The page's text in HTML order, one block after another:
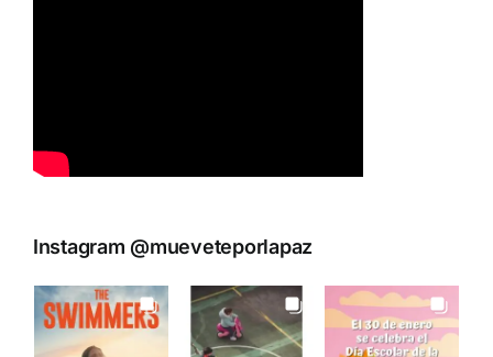
Instagram @mueveteporlapaz